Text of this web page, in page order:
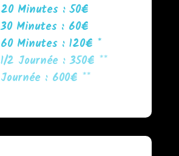
20 Minutes : 50€
30 Minutes : 60€
60 Minutes : 120€ *
1/2 Journée : 350€ **
Journée : 600€ **